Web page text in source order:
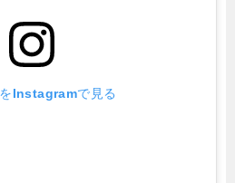
Instagramで見る